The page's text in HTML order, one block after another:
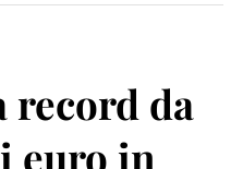
record da
euro in